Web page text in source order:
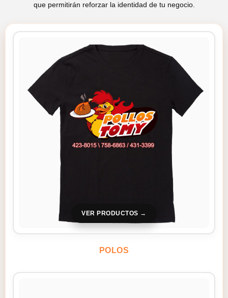
que permitirán reforzar la identidad de tu negocio.
VER PRODUCTOS
POLOS